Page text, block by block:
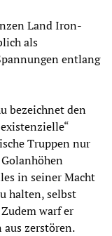
Land Iron-
als
entlang
bezeichnet den
Truppen nur
in seiner Macht
halten, selbst
warf er
aus zerstören.